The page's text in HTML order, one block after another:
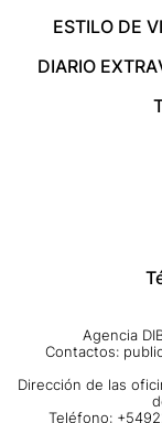
ESTILO DE
DIARIO EXTRA
Agencia
Contactos:
Dirección de las
Teléfono: